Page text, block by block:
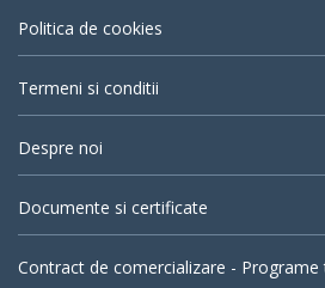
Politica de cookies
Termeni si conditii
Despre noi
Documente si certificate
Contract de comercializare - Programe